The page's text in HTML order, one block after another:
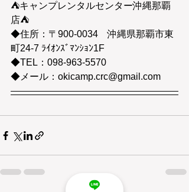
⛺キャンプレンタルセンター沖縄那覇
店⛺
◆住所：〒900-0034　沖縄県那覇市東
町24-7 ﾗｲｵﾝｽﾞﾏﾝｼｮﾝ1F
◆TEL：098-963-5570
◆メール：okicamp.crc@gmail.com